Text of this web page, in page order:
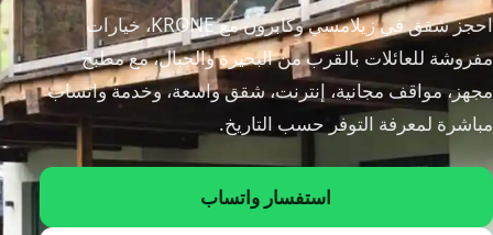
احجز شقق في زيلامسي وكابرون مع KRONE، خيارات
مفروشة للعائلات بالقرب من البحيرة والجبال، مع مطبخ
مجهز، مواقف مجانية، إنترنت، شقق واسعة، وخدمة واتساب
مباشرة لمعرفة التوفر حسب التاريخ.
استفسار واتساب